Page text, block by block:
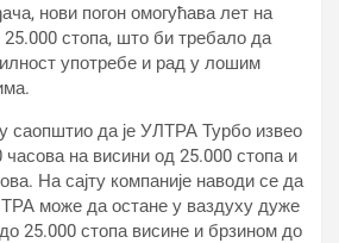
нови погон омогућава лет на
стопа, што би требало да
употребе и рад у лошим
саопштио да је УЛТРА Турбо извео
часова на висини од 25.000 стопа и
На сајту компаније наводи се да
може да остане у ваздуху дуже
25.000 стопа висине и брзином до